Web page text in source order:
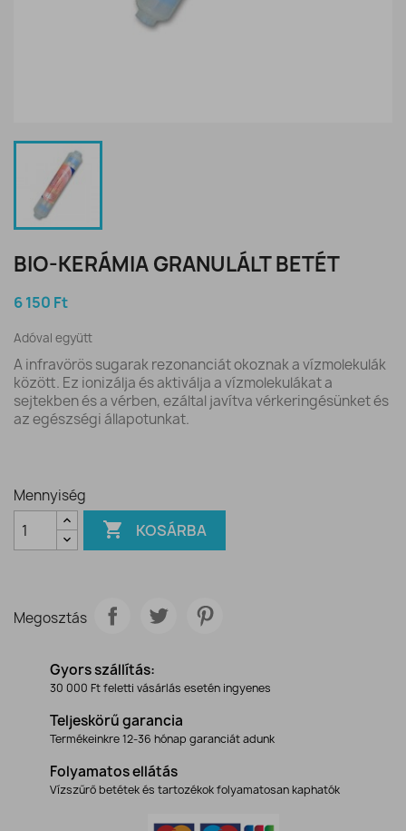
BIO-KERÁMIA GRANULÁLT BETÉT
6 150 Ft
Adóval együtt
A infravörös sugarak rezonanciát okoznak a vízmolekulák
között. Ez ionizálja és aktiválja a vízmolekulákat a
sejtekben és a vérben, ezáltal javítva vérkeringésünket és
az egészségi állapotunkat.
Mennyiség
 KOSÁRBA
Megosztás
Gyors szállítás:
30 000 Ft feletti vásárlás esetén ingyenes
Teljeskörű garancia
Termékeinkre 12-36 hónap garanciát adunk
Folyamatos ellátás
Vízszűrő betétek és tartozékok folyamatosan kaphatók